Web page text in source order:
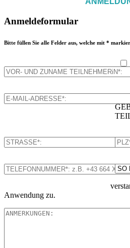
Anmeldeformular
Bitte füllen Sie alle Felder aus, welche mit *
Anwendung zu.